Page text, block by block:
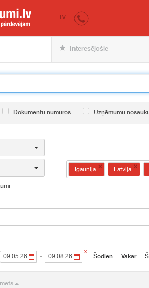
iepirkumi.lv
LV
Interesējošie
Dokumentu numuros Uzņēmumu
Igaunija × Latvija ×
-
×
Šodien
Vakar